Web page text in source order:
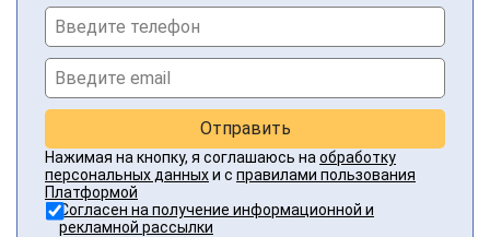
Отправить
Нажимая на кнопку, я соглашаюсь на обработку
персональных данныхи с правилами пользования
Платформой
Согласен на получение информационной и
рекламной рассылки